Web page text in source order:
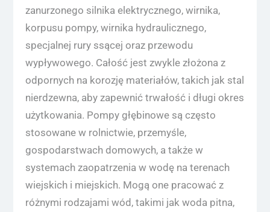
zanurzonego silnika elektrycznego, wirnika,
korpusu pompy, wirnika hydraulicznego,
specjalnej rury ssącej oraz przewodu
wypływowego. Całość jest zwykle złożona z
odpornych na korozję materiałów, takich jak stal
nierdzewna, aby zapewnić trwałość i długi okres
użytkowania. Pompy głębinowe są często
stosowane w rolnictwie, przemyśle,
gospodarstwach domowych, a także w
systemach zaopatrzenia w wodę na terenach
wiejskich i miejskich. Mogą one pracować z
różnymi rodzajami wód, takimi jak woda pitna,